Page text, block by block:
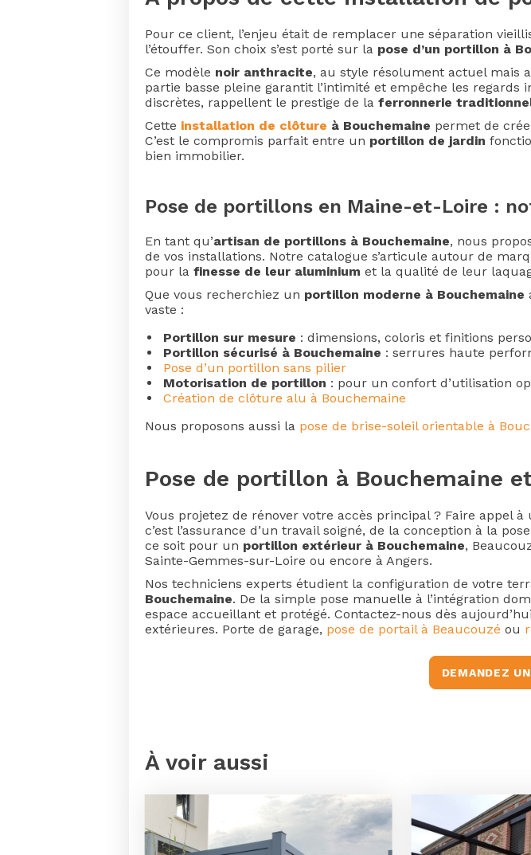
Pour ce client, l’enjeu était de remplacer une séparation
l’étouffer. Son choix s’est porté sur la pose d’un portillon à
Ce modèle noir anthracite, au style résolument actuel mais
partie basse pleine garantit l’intimité et empêche les
discrètes, rappellent le prestige de la ferronnerie
Cette installation de clôture à Bouchemaine permet de
C’est le compromis parfait entre un portillon de jardin
bien immobilier.
Pose de portillons en Maine-et-Loire :
En tant qu’artisan de portillons à Bouchemaine, nous
de vos installations. Notre catalogue s’articule autour de
pour la finesse de leur aluminium et la qualité de leur
Que vous recherchiez un portillon moderne à Bouchemaine
vaste :
Portillon sur mesure : dimensions, coloris et finitions
Portillon sécurisé à Bouchemaine : serrures haute
Pose d’un portillon sans pilier
Motorisation de portillon : pour un confort d’utilisation
Création de clôture alu à Bouchemaine
Nous proposons aussi la pose de brise-soleil orientable à
Pose de portillon à Bouchemaine
Vous projetez de rénover votre accès principal ? Faire appel à
c’est l’assurance d’un travail soigné, de la conception à la
ce soit pour un portillon extérieur à Bouchemaine,
Sainte-Gemmes-sur-Loire ou encore à Angers.
Nos techniciens experts étudient la configuration de votre
Bouchemaine. De la simple pose manuelle à l’intégration
espace accueillant et protégé. Contactez-nous dès
extérieures. Porte de garage, pose de portail à Beaucouzé ou
DEMANDEZ
À voir aussi